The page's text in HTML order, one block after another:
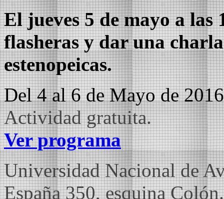
El jueves 5 de mayo a
flasheras y dar una
estenopeicas.
Del 4 al 6 de Mayo de 2016
Actividad gratuita.
Ver programa
Universidad Nacional de
España 350, esquina